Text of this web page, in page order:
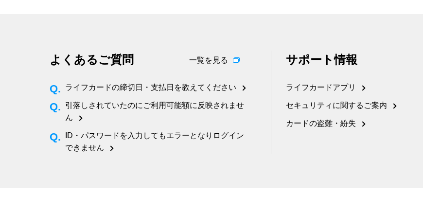
よくあるご質問
ライフカードの締切日・支払日を教えてください
引落しされていたのにご利用可能額に反映されませ
ん
ID・パスワードを入力してもエラーとなりログイン
できません
一覧を見る サポート情報
ライフカードアプリ
セキュリティに関するご案内
カードの盗難・紛失